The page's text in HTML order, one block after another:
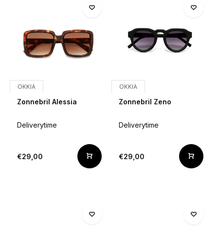
OKKIA
Zonnebril Alessia
Deliverytime
€29,00
OKKIA
Zonnebril Zeno
Deliverytime
€29,00